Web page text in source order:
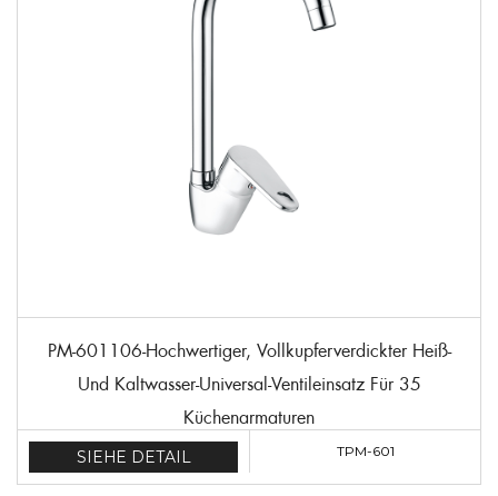
PM-601106-Hochwertiger, Vollkupferverdickter Heiß-
Und Kaltwasser-Universal-Ventileinsatz Für 35
Küchenarmaturen
SIEHE DETAIL TPM-601